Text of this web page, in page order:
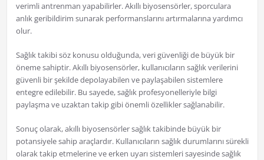
verimli antrenman yapabilirler. Akıllı biyosensörler, sporculara
anlık geribildirim sunarak performanslarını artırmalarına yardımcı
olur.
Sağlık takibi söz konusu olduğunda, veri güvenliği de büyük bir
öneme sahiptir. Akıllı biyosensörler, kullanıcıların sağlık verilerini
güvenli bir şekilde depolayabilen ve paylaşabilen sistemlere
entegre edilebilir. Bu sayede, sağlık profesyonelleriyle bilgi
paylaşma ve uzaktan takip gibi önemli özellikler sağlanabilir.
Sonuç olarak, akıllı biyosensörler sağlık takibinde büyük bir
potansiyele sahip araçlardır. Kullanıcıların sağlık durumlarını sürekli
olarak takip etmelerine ve erken uyarı sistemleri sayesinde sağlık